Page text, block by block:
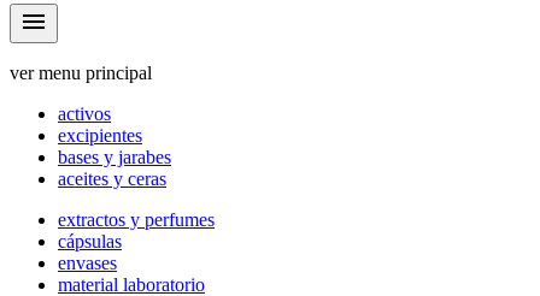
menu
ver menu principal
activos
excipientes
bases y jarabes
aceites y ceras
extractos y perfumes
cápsulas
envases
material laboratorio